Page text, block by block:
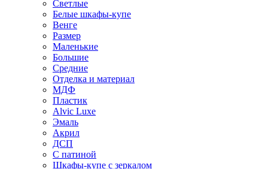
Светлые
Белые шкафы-купе
Венге
Размер
Маленькие
Большие
Средние
Отделка и материал
МДФ
Пластик
Alvic Luxe
Эмаль
Акрил
ДСП
С патиной
Шкафы-купе с зеркалом